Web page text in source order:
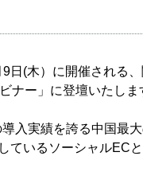
日(木）に開催される
ナー」に登壇いたしま
入実績を誇る中国最
ているソーシャルEC